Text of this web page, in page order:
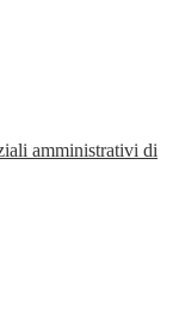
amministrativi di